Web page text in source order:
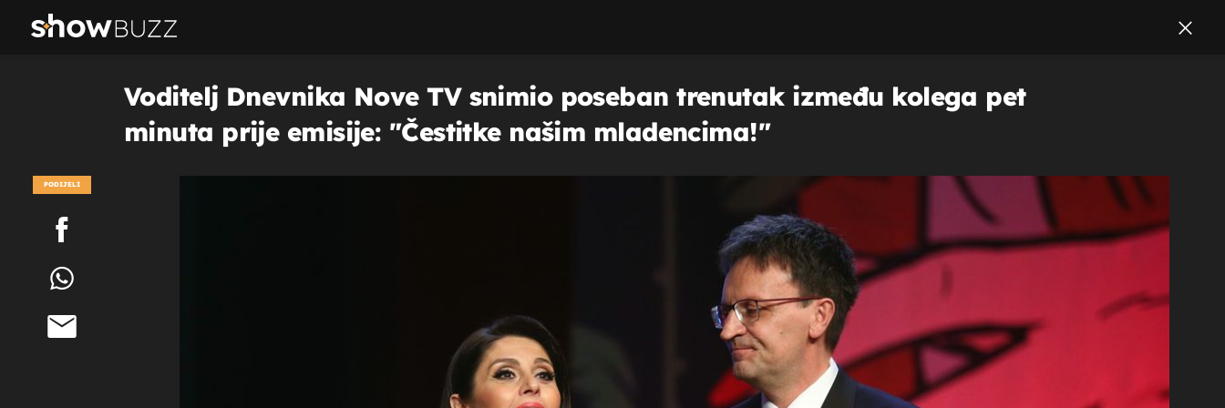
Voditelj Dnevnika Nove TV snimio poseban trenutak između kolega pet
minuta prije emisije: "Čestitke našim mladencima!"
PODIJELI